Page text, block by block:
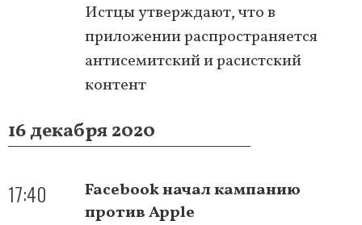
Истцы утверждают, что в
приложении распространяется
антисемитский и расистский
контент
16 декабря 2020
17:40
Facebook начал кампанию
против Apple